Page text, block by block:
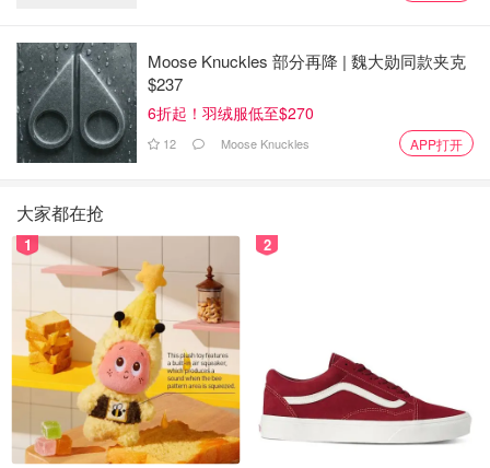
Moose Knuckles 部分再降 | 魏大勋同款夹克
$237
6折起！羽绒服低至$270
12 Moose Knuckles APP打开
大家都在抢
1 2